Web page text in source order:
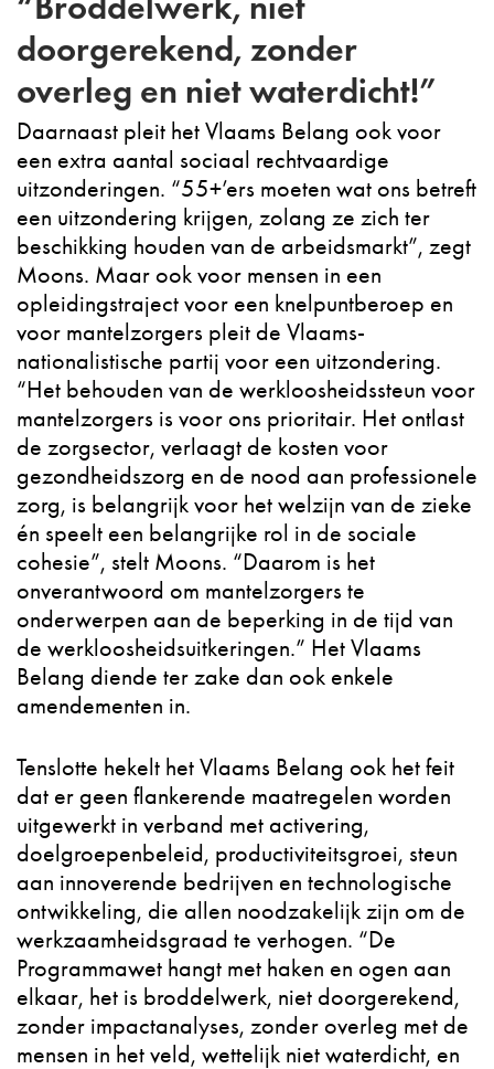
doorgerekend, zonder
overleg en niet waterdicht!”
Daarnaast pleit het Vlaams Belang ook voor
een extra aantal sociaal rechtvaardige
uitzonderingen. “55+’ers moeten wat ons betreft
een uitzondering krijgen, zolang ze zich ter
beschikking houden van de arbeidsmarkt”, zegt
Moons. Maar ook voor mensen in een
opleidingstraject voor een knelpuntberoep en
voor mantelzorgers pleit de Vlaams-
nationalistische partij voor een uitzondering.
“Het behouden van de werkloosheidssteun voor
mantelzorgers is voor ons prioritair. Het ontlast
de zorgsector, verlaagt de kosten voor
gezondheidszorg en de nood aan professionele
zorg, is belangrijk voor het welzijn van de zieke
én speelt een belangrijke rol in de sociale
cohesie”, stelt Moons. “Daarom is het
onverantwoord om mantelzorgers te
onderwerpen aan de beperking in de tijd van
de werkloosheidsuitkeringen.” Het Vlaams
Belang diende ter zake dan ook enkele
amendementen in.
Tenslotte hekelt het Vlaams Belang ook het feit
dat er geen flankerende maatregelen worden
uitgewerkt in verband met activering,
doelgroepenbeleid, productiviteitsgroei, steun
aan innoverende bedrijven en technologische
ontwikkeling, die allen noodzakelijk zijn om de
werkzaamheidsgraad te verhogen. “De
Programmawet hangt met haken en ogen aan
elkaar, het is broddelwerk, niet doorgerekend,
zonder impactanalyses, zonder overleg met de
mensen in het veld, wettelijk niet waterdicht, en